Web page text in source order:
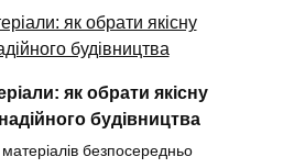
як обрати якісну
будівництва
матеріалів безпосередньо